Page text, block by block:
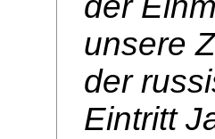
unsere
der
Eintritt